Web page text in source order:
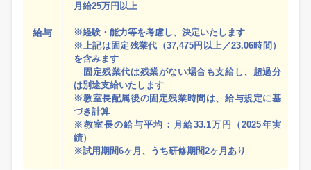
給与
月給25万円以上
※経験・能力等を考慮し、決定いたします
※上記は固定残業代（37,475円以上／23.06時間）
を含みます
固定残業代は残業がない場合も支給し、超過分
は別途支給いたします
※教室長配属後の固定残業時間は、給与規定に基
づき計算
※教室長の給与平均：月給33.1万円（2025年実
績）
※試用期間6ヶ月、うち研修期間2ヶ月あり